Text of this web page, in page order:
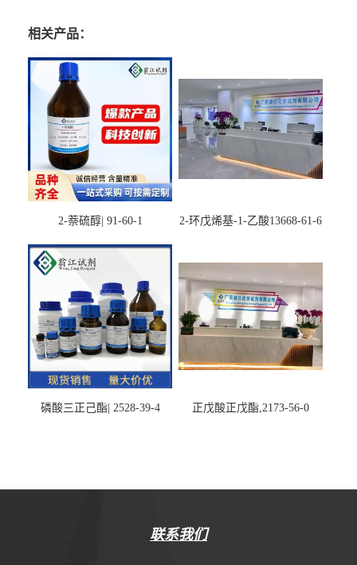
相关产品：
2-萘硫醇| 91-60-1 2-环戊烯基-1-乙酸13668-61-6
磷酸三正己酯| 2528-39-4 正戊酸正戊酯,2173-56-0
联系我们